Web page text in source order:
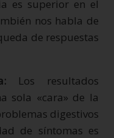
es superior en el
nos habla de
de respuestas
Los resultados
sola «cara» de la
digestivos
de síntomas es